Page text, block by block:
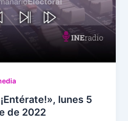
lunes 5
de 2022